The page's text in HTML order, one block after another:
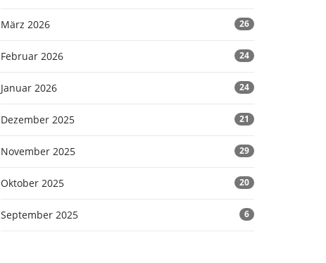
März 2026 26
Februar 2026 24
Januar 2026 24
Dezember 2025 21
November 2025 29
Oktober 2025 20
September 2025 6